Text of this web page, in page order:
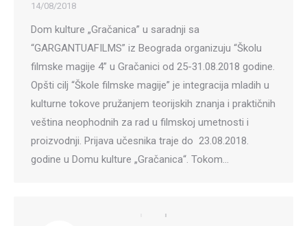
14/08/2018
Dom kulture „Gračanica” u saradnji sa
“GARGANTUAFILMS” iz Beograda organizuju “Školu
filmske magije 4” u Gračanici od 25-31.08.2018 godine.
Opšti cilj “Škole filmske magije” je integracija mladih u
kulturne tokove pružanjem teorijskih znanja i praktičnih
veština neophodnih za rad u filmskoj umetnosti i
proizvodnji. Prijava učesnika traje do 23.08.2018.
godine u Domu kulture „Gračanica“. Tokom…